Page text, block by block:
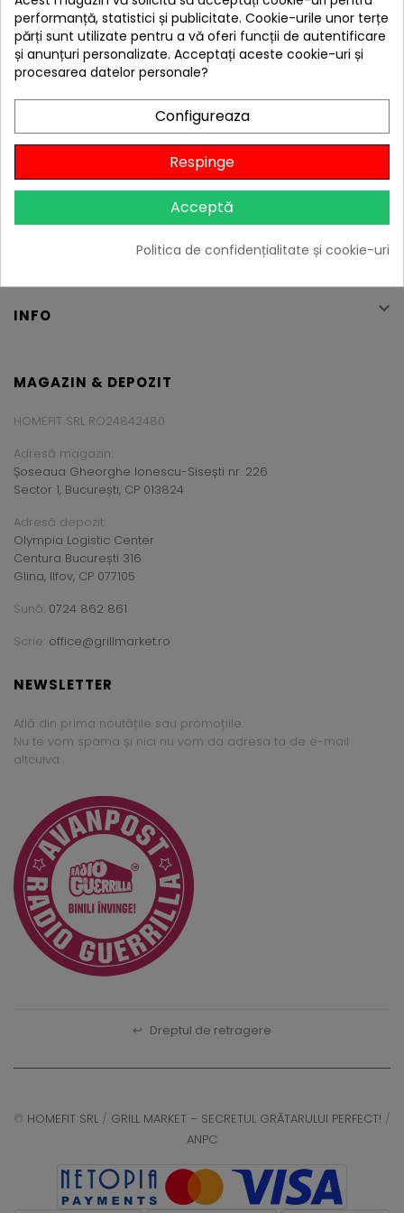
GDPR, acord cookie-uri
INFO 
MAGAZIN & DEPOZIT
HOMEFIT SRL RO24842480
Adresă magazin:
Șoseaua Gheorghe Ionescu-Sisești nr. 226
Sector 1, București, CP 013824
Adresă depozit:
Olympia Logistic Center
Centura București 316
Glina, Ilfov, CP 077105
Sună: 0724 862 861
Scrie: office@grillmarket.ro
NEWSLETTER
Află din prima noutățile sau promoțiile.
Nu te vom spama și nici nu vom da adresa ta de e-mail
altcuiva.
↩ Dreptul de retragere
© HOMEFIT SRL / GRILL MARKET – SECRETUL GRĂTARULUI PERFECT! /
ANPC
performanță, statistici și publicitate. Cookie-urile unor terțe
părți sunt utilizate pentru a vă oferi funcții de autentificare
și anunțuri personalizate. Acceptați aceste cookie-uri și
procesarea datelor personale?
Configureaza
Respinge
Acceptă
Politica de confidențialitate și cookie-uri